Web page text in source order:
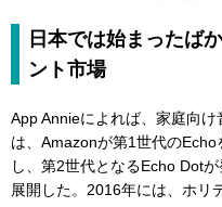
日本では始まったば
ント市場
App Annieによれば、家庭向
は、Amazonが第1世代の
し、第2世代となるEcho Dot
展開した。2016年には、ホリ